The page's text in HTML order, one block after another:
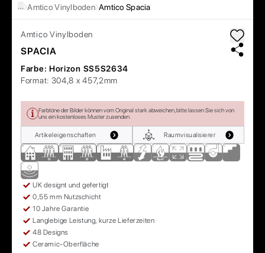
… Amtico Vinylboden Amtico Spacia
Amtico Vinylboden
SPACIA
Farbe: Horizon SS5S2634
Format: 304,8 x 457,2mm
Farbtöne der Bilder können vom Original stark abweichen, bitte lassen Sie sich von
uns ein kostenloses Muster zusenden.
Artikeleigenschaften Raumvisualisierer
UK designt und gefertigt
0,55 mm Nutzschicht
10 Jahre Garantie
Langlebige Leistung, kurze Lieferzeiten
48 Designs
Ceramic-Oberfläche